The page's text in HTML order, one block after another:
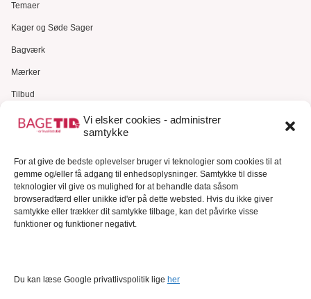
Vi elsker cookies - administrer
samtykke
For at give de bedste oplevelser bruger vi teknologier som cookies til at
gemme og/eller få adgang til enhedsoplysninger. Samtykke til disse
teknologier vil give os mulighed for at behandle data såsom
browseradfærd eller unikke id'er på dette websted. Hvis du ikke giver
samtykke eller trækker dit samtykke tilbage, kan det påvirke visse
funktioner og funktioner negativt.
Du kan læse Google privatlivspolitik lige her
Temaer
Kager og Søde Sager
Bagværk
Mærker
Tilbud
Gavekort
Kundeservice
Kundeservice
FAQ – Ofte stillede spørgsmål
Om Bagetid.dk
Se Fødevarestyrelsens smiley-rapporter